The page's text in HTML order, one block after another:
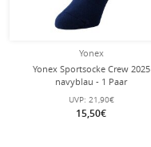
Yonex
Yonex Sportsocke Crew 2025
navyblau - 1 Paar
UVP: 21,90€
15,50€